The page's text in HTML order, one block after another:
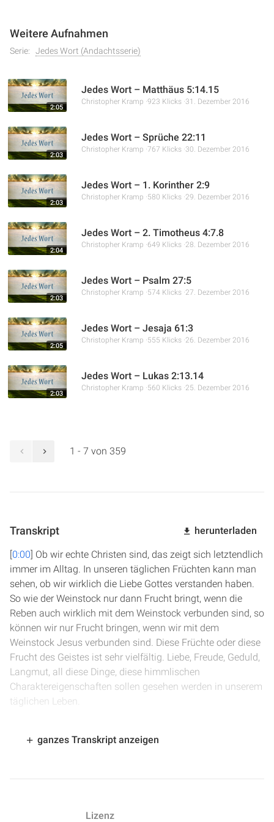
Weitere Aufnahmen
Serie: Jedes Wort (Andachtsserie)
2:05
Jedes Wort – Matthäus 5:14.15
Christopher Kramp 923 Klicks 31. Dezember 2016
2:03
Jedes Wort – Sprüche 22:11
Christopher Kramp 767 Klicks 30. Dezember 2016
2:03
Jedes Wort – 1. Korinther 2:9
Christopher Kramp 580 Klicks 29. Dezember 2016
2:04
Jedes Wort – 2. Timotheus 4:7.8
Christopher Kramp 649 Klicks 28. Dezember 2016
2:03
Jedes Wort – Psalm 27:5
Christopher Kramp 574 Klicks 27. Dezember 2016
2:05
Jedes Wort – Jesaja 61:3
Christopher Kramp 555 Klicks 26. Dezember 2016
2:03
Jedes Wort – Lukas 2:13.14
Christopher Kramp 560 Klicks 25. Dezember 2016
1 - 7 von 359
Transkript herunterladen
[0:00] Ob wir echte Christen sind, das zeigt sich letztendlich
immer im Alltag. In unseren täglichen Früchten kann man
sehen, ob wir wirklich die Liebe Gottes verstanden haben.
So wie der Weinstock nur dann Frucht bringt, wenn die
Reben auch wirklich mit dem Weinstock verbunden sind, so
können wir nur Frucht bringen, wenn wir mit dem
Weinstock Jesus verbunden sind. Diese Früchte oder diese
Frucht des Geistes ist sehr vielfältig. Liebe, Freude, Geduld,
Langmut, all diese Dinge, diese himmlischen
Charaktereigenschaften sollen gesehen werden in unserem
täglichen Leben.
Gesetzes Gottes. Das Gesetz Gottes ist der Maßstab, an
Jesus sagt: Meine Gnade ist ausreichend für dich.
ganzes Transkript anzeigen
Lizenz